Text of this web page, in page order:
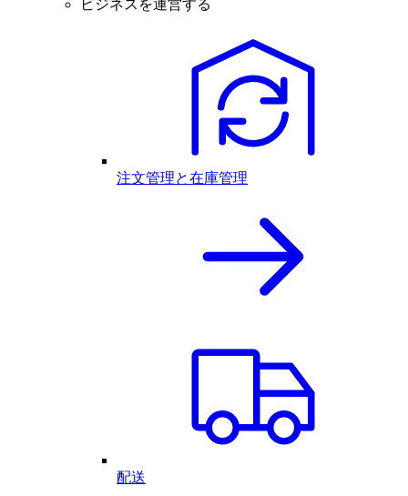
ビジネスを運営する
注文管理と在庫管理
配送